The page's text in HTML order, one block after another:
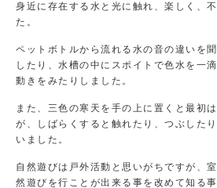
身近に存在する水と光に触れ、楽しく、
た。
ペットボトルから流れる水の音の違いを
したり、水槽の中にスポイトで色水を一
動きをみたりしました。
また、三色の寒天を手の上に置くと最初
が、しばらくすると触れたり、つぶした
いました。
自然遊びは戸外活動と思いがちですが、
然遊びを行ことが出来る事を改めて知る